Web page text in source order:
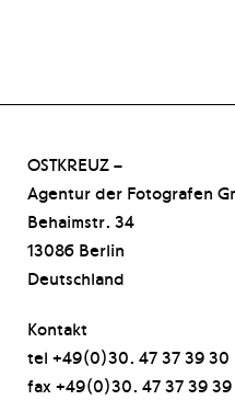
OSTKREUZ –
Agentur der Fotografen
Behaimstr. 34
13086 Berlin
Deutschland
Kontakt
tel +49(0)30. 47 37 39 30
fax +49(0)30. 47 37 39 39